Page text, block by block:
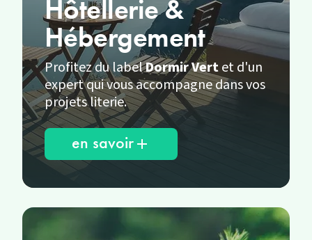
Hôtellerie &
Hébergement
Profitez du labelDormir Vertet d'un
expert qui vous accompagne dans vos
projets literie.
en savoir add